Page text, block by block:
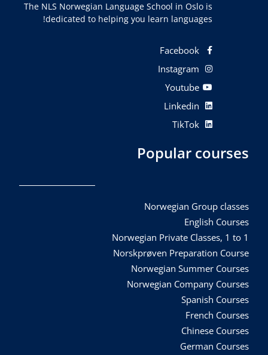
The NLS Norwegian Language School in Oslo is
dedicated to helping you learn languages!
Facebook
Instagram
Youtube
Linkedin
TikTok
Popular courses
Norwegian Group classes
English Courses
Norwegian Private Classes, 1 to 1
Norskprøven Preparation Course
Norwegian Summer Courses
Norwegian Company Courses
Spanish Courses
French Courses
Chinese Courses
German Courses